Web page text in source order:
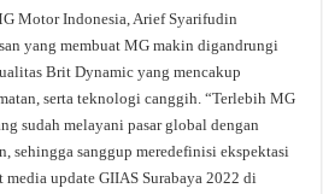
Motor Indonesia, Arief Syarifudin
yang membuat MG makin digandrungi
Brit Dynamic yang mencakup
serta teknologi canggih. “Terlebih MG
sudah melayani pasar global dengan
sehingga sanggup meredefinisi ekspektasi
media update GIIAS Surabaya 2022 di